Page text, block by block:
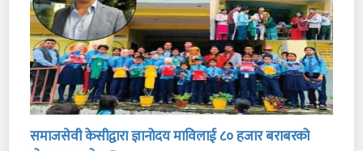
समाजसेवी केसीद्वारा ज्ञानोदय माविलाई ८० हजार बराबरको